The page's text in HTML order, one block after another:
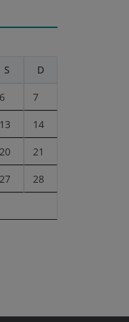
S D
6 7
13 14
20 21
27 28